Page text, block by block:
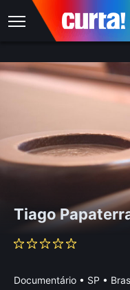
Tiago
Documentário • SP •